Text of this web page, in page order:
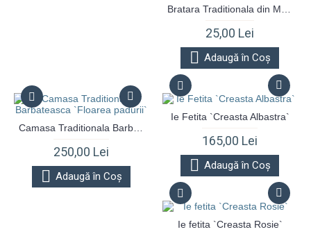
25,00 Lei
Adaugă în Coş
250,00 Lei
Adaugă în Coş
Ie Fetita `Creasta Albastra`
165,00 Lei
Adaugă în Coş
Ie fetita `Creasta Rosie`